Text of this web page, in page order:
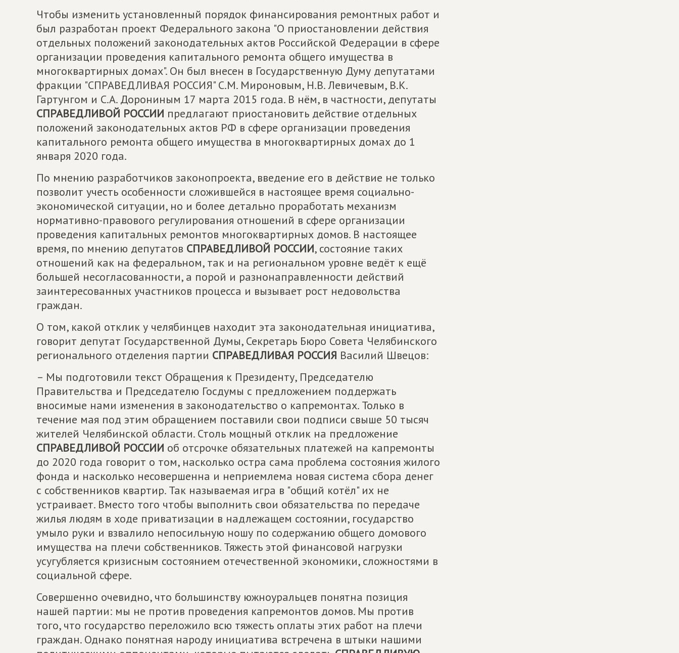
Чтобы изменить установленный порядок финансирования ремонтных работ и
был разработан проект Федерального закона "О приостановлении действия
отдельных положений законодательных актов Российской Федерации в сфере
организации проведения капитального ремонта общего имущества в
многоквартирных домах". Он был внесен в Государственную Думу депутатами
фракции "СПРАВЕДЛИВАЯ РОССИЯ" С.М. Мироновым, Н.В. Левичевым, В.К.
Гартунгом и С.А. Дорониным 17 марта 2015 года. В нём, в частности, депутаты
СПРАВЕДЛИВОЙ РОССИИ предлагают приостановить действие отдельных
положений законодательных актов РФ в сфере организации проведения
капитального ремонта общего имущества в многоквартирных домах до 1
января 2020 года.
По мнению разработчиков законопроекта, введение его в действие не только
позволит учесть особенности сложившейся в настоящее время социально-
экономической ситуации, но и более детально проработать механизм
нормативно-правового регулирования отношений в сфере организации
проведения капитальных ремонтов многоквартирных домов. В настоящее
время, по мнению депутатов СПРАВЕДЛИВОЙ РОССИИ, состояние таких
отношений как на федеральном, так и на региональном уровне ведёт к ещё
большей несогласованности, а порой и разнонаправленности действий
заинтересованных участников процесса и вызывает рост недовольства
граждан.
О том, какой отклик у челябинцев находит эта законодательная инициатива,
говорит депутат Государственной Думы, Секретарь Бюро Совета Челябинского
регионального отделения партии СПРАВЕДЛИВАЯ РОССИЯ Василий Швецов:
– Мы подготовили текст Обращения к Президенту, Председателю
Правительства и Председателю Госдумы с предложением поддержать
вносимые нами изменения в законодательство о капремонтах. Только в
течение мая под этим обращением поставили свои подписи свыше 50 тысяч
жителей Челябинской области. Столь мощный отклик на предложение
СПРАВЕДЛИВОЙ РОССИИ об отсрочке обязательных платежей на капремонты
до 2020 года говорит о том, насколько остра сама проблема состояния жилого
фонда и насколько несовершенна и неприемлема новая система сбора денег
с собственников квартир. Так называемая игра в "общий котёл" их не
устраивает. Вместо того чтобы выполнить свои обязательства по передаче
жилья людям в ходе приватизации в надлежащем состоянии, государство
умыло руки и взвалило непосильную ношу по содержанию общего домового
имущества на плечи собственников. Тяжесть этой финансовой нагрузки
усугубляется кризисным состоянием отечественной экономики, сложностями в
социальной сфере.
Совершенно очевидно, что большинству южноуральцев понятна позиция
нашей партии: мы не против проведения капремонтов домов. Мы против
того, что государство переложило всю тяжесть оплаты этих работ на плечи
граждан. Однако понятная народу инициатива встречена в штыки нашими